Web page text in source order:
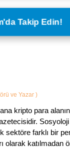
Takip Edin!
ve Yazar )
kripto para
Sosyoloji
farklı bir
olarak katılmadan